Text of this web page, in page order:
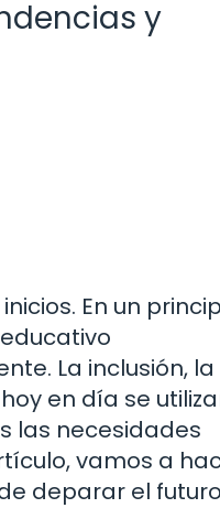
y
En un
La inclusión, la
en día se
las necesidades
vamos a
deparar el futuro